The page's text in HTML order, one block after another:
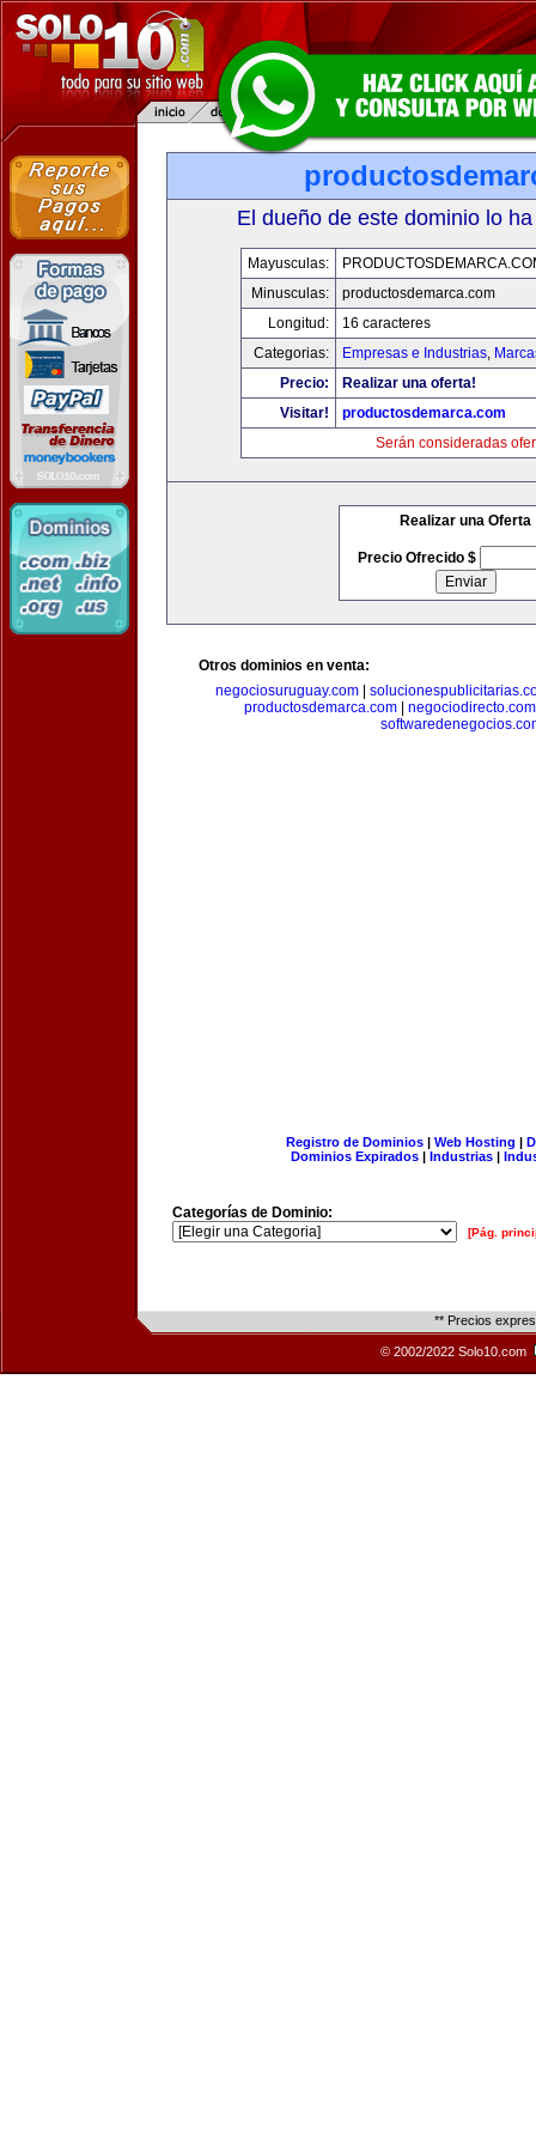
El dueño de este dominio lo
Mayusculas:
Minusculas:
productosdemarca.com
Longitud:
16 caracteres
Categorias:
Empresas e Industrias,
Precio:
Realizar una oferta!
Visitar!
productosdemarca.com
Serán consideradas
Realizar una Oferta
Precio Ofrecido $
Otros dominios en venta:
negociosuruguay.com
productosdemarca.com| negociodirecto.com
Registro de Dominios| Web Hosting |
Dominios Expirados | Industrias |
Categorías de Dominio:
[Pág.
** Precios
© 2002/2022 Solo10.com